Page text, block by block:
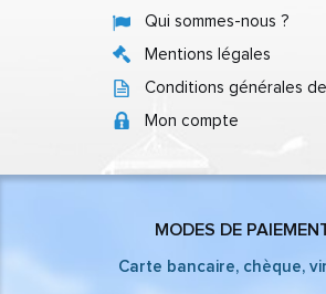
Qui sommes-nous ?
Mentions légales
Conditions générales
Mon compte
MODES DE
Carte bancaire, chèque,